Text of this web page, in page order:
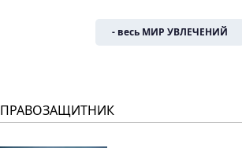
- весь МИР УВЛЕЧЕНИЙ
ПРАВОЗАЩИТНИК